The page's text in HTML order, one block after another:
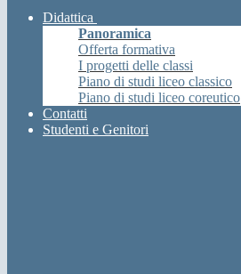
Didattica
Panoramica
Offerta formativa
I progetti delle classi
Piano di studi liceo classico
Piano di studi liceo coreutico
Contatti
Studenti e Genitori